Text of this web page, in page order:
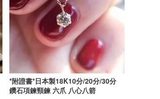
*附證書*日本製18K10分/20分/30分
鑽石項鍊頸鍊 六爪 八心八箭